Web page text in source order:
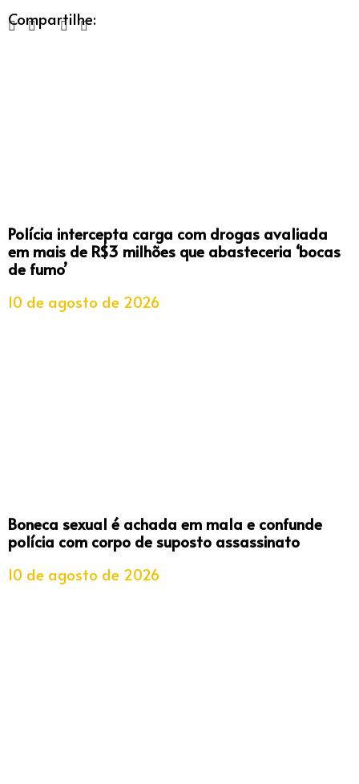
Compartilhe:
Polícia intercepta carga com drogas avaliada
em mais de R$3 milhões que abasteceria ‘bocas
de fumo’
10 de agosto de 2026
Boneca sexual é achada em mala e confunde
polícia com corpo de suposto assassinato
10 de agosto de 2026